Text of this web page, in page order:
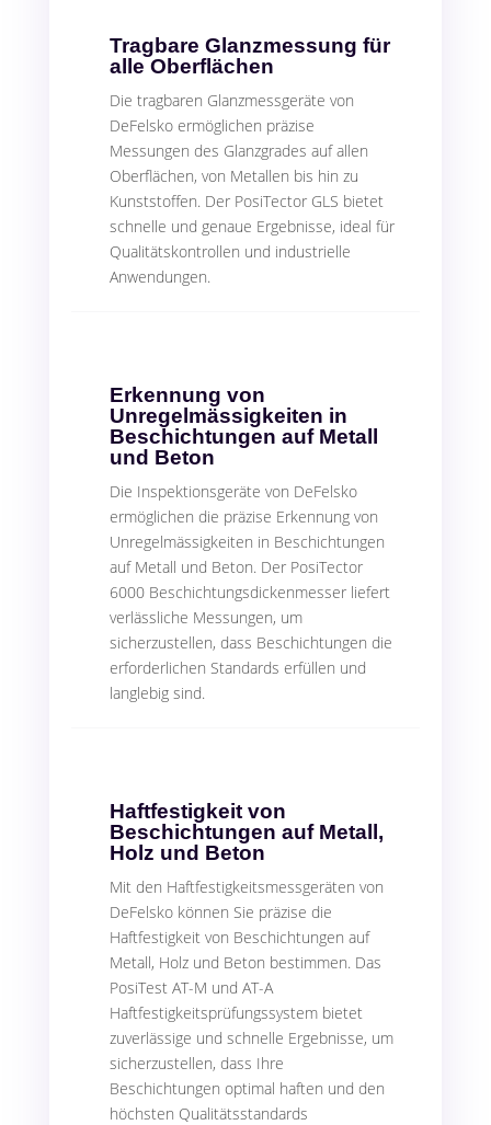
Tragbare Glanzmessung für
alle Oberflächen
Die tragbaren Glanzmessgeräte von
DeFelsko ermöglichen präzise
Messungen des Glanzgrades auf allen
Oberflächen, von Metallen bis hin zu
Kunststoffen. Der PosiTector GLS bietet
schnelle und genaue Ergebnisse, ideal für
Qualitätskontrollen und industrielle
Anwendungen.
Erkennung von
Unregelmässigkeiten in
Beschichtungen auf Metall
und Beton
Die Inspektionsgeräte von DeFelsko
ermöglichen die präzise Erkennung von
Unregelmässigkeiten in Beschichtungen
auf Metall und Beton. Der PosiTector
6000 Beschichtungsdickenmesser liefert
verlässliche Messungen, um
sicherzustellen, dass Beschichtungen die
erforderlichen Standards erfüllen und
langlebig sind.
Haftfestigkeit von
Beschichtungen auf Metall,
Holz und Beton
Mit den Haftfestigkeitsmessgeräten von
DeFelsko können Sie präzise die
Haftfestigkeit von Beschichtungen auf
Metall, Holz und Beton bestimmen. Das
PosiTest AT-M und AT-A
Haftfestigkeitsprüfungssystem bietet
zuverlässige und schnelle Ergebnisse, um
sicherzustellen, dass Ihre
Beschichtungen optimal haften und den
höchsten Qualitätsstandards